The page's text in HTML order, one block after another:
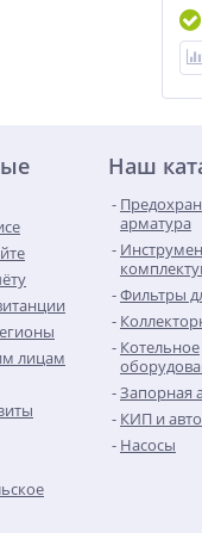
220В 1"
руб.
лицам
Наш
арматура
Фильтры
Котельное
Запорная
КИП и
Насосы